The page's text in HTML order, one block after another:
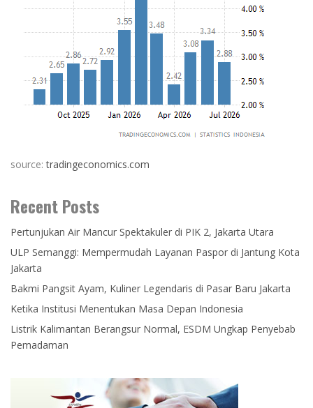
source:tradingeconomics.com
Recent Posts
Pertunjukan Air Mancur Spektakuler di PIK 2, Jakarta Utara
ULP Semanggi: Mempermudah Layanan Paspor di Jantung Kota
Jakarta
Bakmi Pangsit Ayam, Kuliner Legendaris di Pasar Baru Jakarta
Ketika Institusi Menentukan Masa Depan Indonesia
Listrik Kalimantan Berangsur Normal, ESDM Ungkap Penyebab
Pemadaman